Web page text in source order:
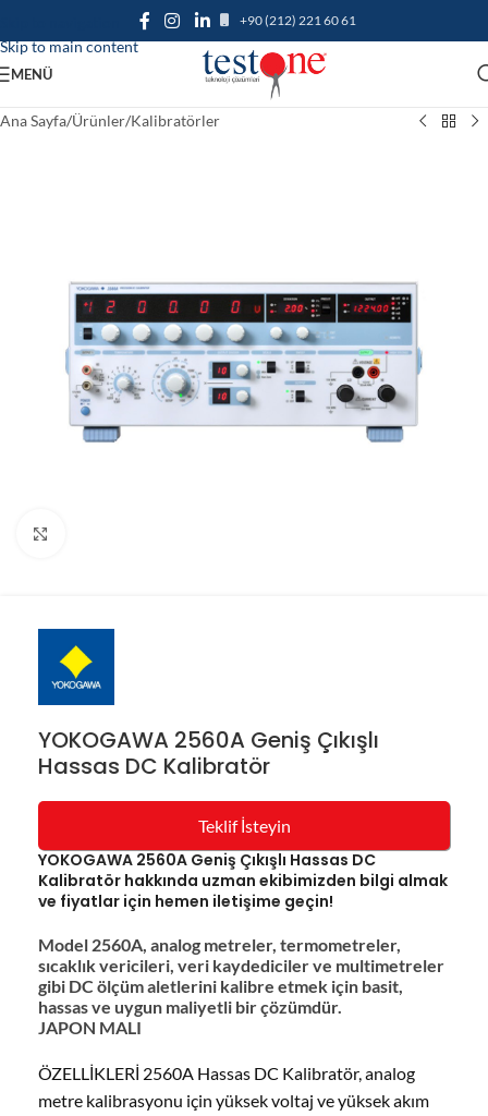
Skip to main content
+90 (212) 221 60 61
MENÜ
Ana Sayfa/Ürünler/Kalibratörler
YOKOGAWA 2560A Geniş Çıkışlı
Hassas DC Kalibratör
Teklif İsteyin
YOKOGAWA 2560A Geniş Çıkışlı Hassas DC
Kalibratör hakkında uzman ekibimizden bilgi almak
ve fiyatlar için hemen iletişime geçin!
Model 2560A, analog metreler, termometreler,
sıcaklık vericileri, veri kaydediciler ve multimetreler
gibi DC ölçüm aletlerini kalibre etmek için basit,
hassas ve uygun maliyetli bir çözümdür.
JAPON MALI
ÖZELLİKLERİ 2560A Hassas DC Kalibratör, analog
metre kalibrasyonu için yüksek voltaj ve yüksek akım